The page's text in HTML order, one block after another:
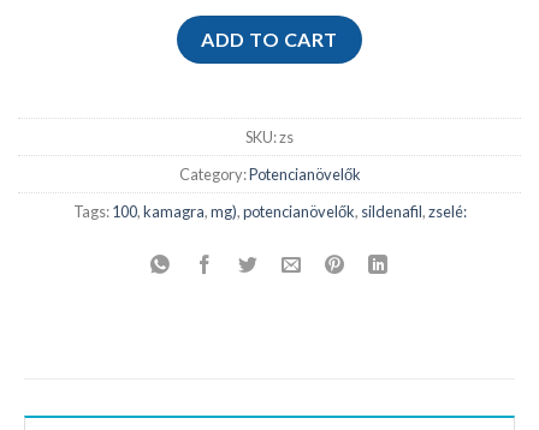
ADD TO CART
SKU:zs
Category:Potencianövelők
Tags:100,kamagra,mg),potencianövelők, sildenafil,zselé: